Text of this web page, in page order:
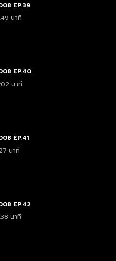
EP.39
นาที
EP.40
นาที
EP.41
นาที
EP.42
นาที